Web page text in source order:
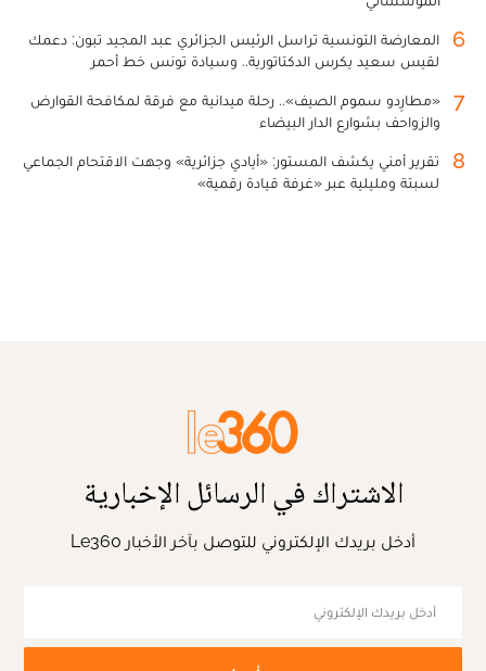
6
المعارضة التونسية تراسل الرئيس الجزائري عبد المجيد تبون: دعمك
لقيس سعيد يكرس الدكتاتورية.. وسيادة تونس خط أحمر
7
«مطارِدو سموم الصيف».. رحلة ميدانية مع فرقة لمكافحة القوارض
والزواحف بشوارع الدار البيضاء
8
تقرير أمني يكشف المستور: «أيادي جزائرية» وجهت الاقتحام الجماعي
لسبتة ومليلية عبر «غرفة قيادة رقمية»
الاشتراك في الرسائل الإخبارية
أدخل بريدك الإلكتروني للتوصل بآخر الأخبار Le360